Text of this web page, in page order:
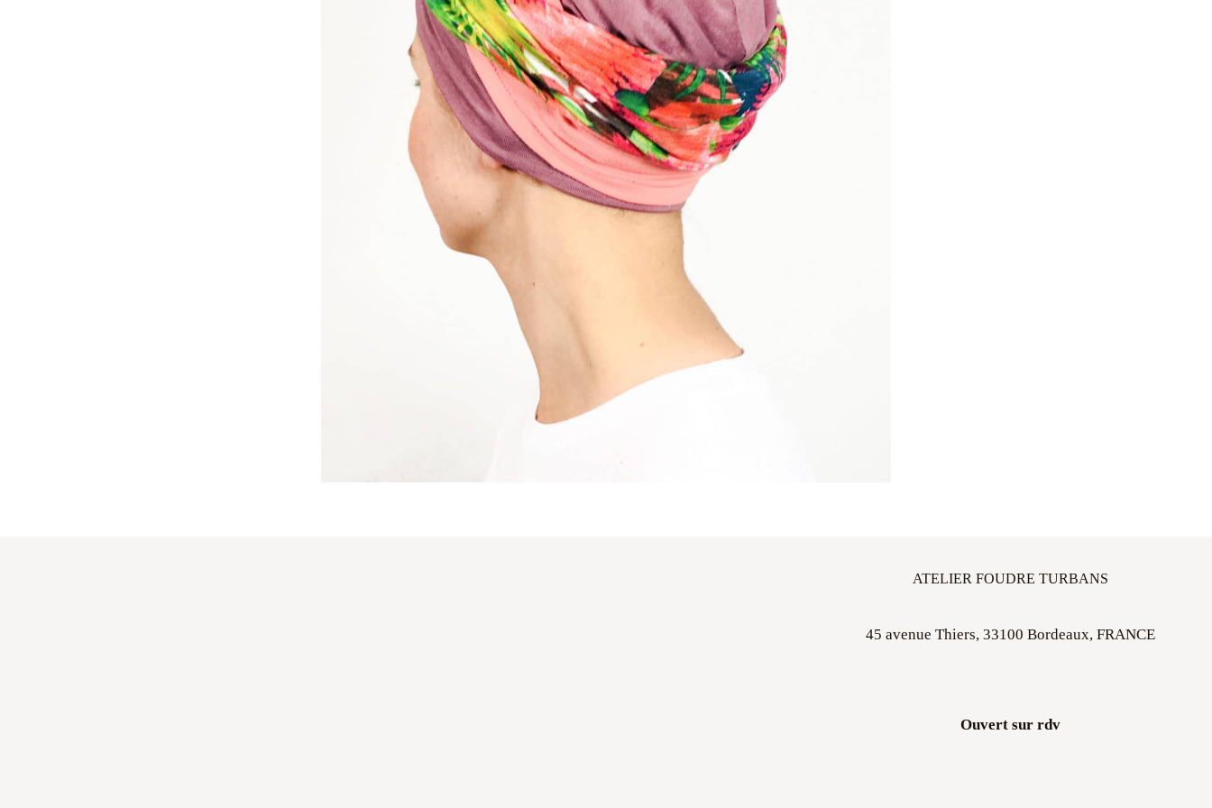
ATELIER FOUDRE TURBANS
45 avenue Thiers, 33100 Bordeaux, FRANCE
Ouvert sur rdv